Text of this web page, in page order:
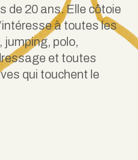
de 20 ans. Elle côtoie
à toutes les
jumping, polo,
et toutes
qui touchent le